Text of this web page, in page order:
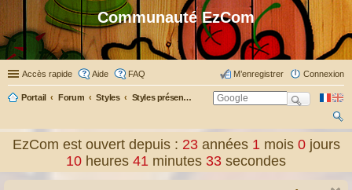
Communauté EzCom
Accès rapide Aide FAQ Connexion
M’enregistrer
Portail Forum Styles Styles présentés & traduits
EzCom est ouvert depuis : 23 années1 mois0 jours
10 heures 41 minutes 33 secondes